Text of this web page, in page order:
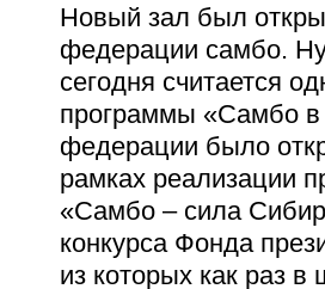
Новый зал был
федерации самбо.
сегодня считается
программы «Самбо
федерации было
рамках реализации
«Самбо – сила
конкурса Фонда
из которых как раз